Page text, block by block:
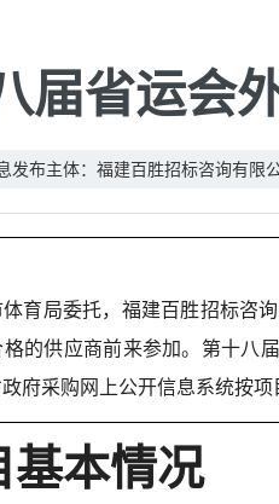
届省运会
息发布主体：福建百胜招标咨询有限
育局委托， 福建百胜招标咨
的供应商前来参加。第十八
府采购网上公开信息系统按
基本情况